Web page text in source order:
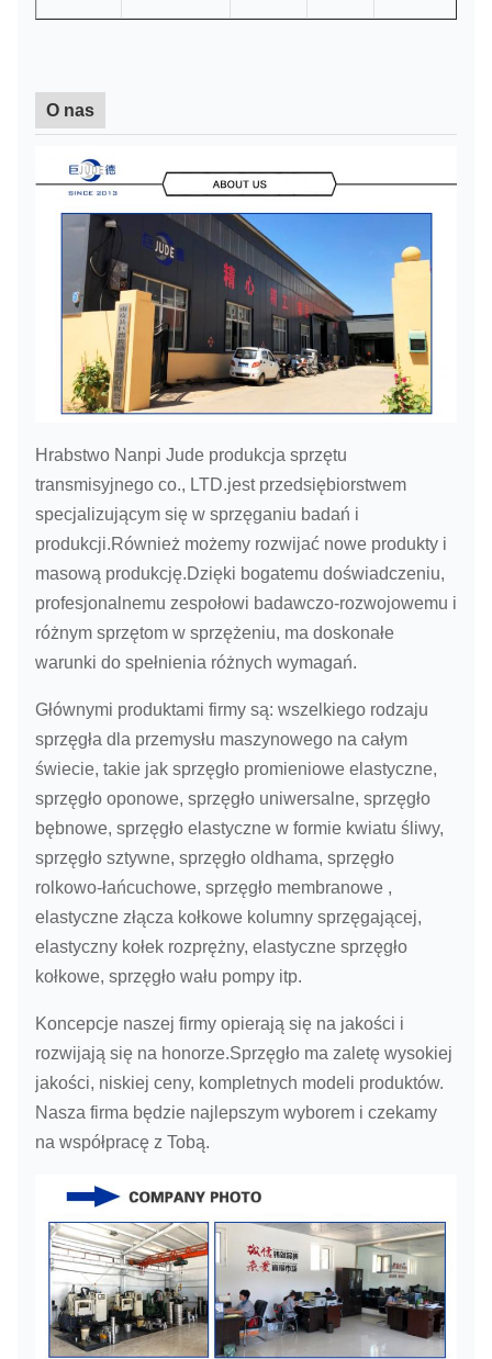
O nas
Hrabstwo Nanpi Jude produkcja sprzętu
transmisyjnego co., LTD.jest przedsiębiorstwem
specjalizującym się w sprzęganiu badań i
produkcji.Również możemy rozwijać nowe produkty i
masową produkcję.Dzięki bogatemu doświadczeniu,
profesjonalnemu zespołowi badawczo-rozwojowemu i
różnym sprzętom w sprzężeniu, ma doskonałe
warunki do spełnienia różnych wymagań.
Głównymi produktami firmy są: wszelkiego rodzaju
sprzęgła dla przemysłu maszynowego na całym
świecie, takie jak sprzęgło promieniowe elastyczne,
sprzęgło oponowe, sprzęgło uniwersalne, sprzęgło
bębnowe, sprzęgło elastyczne w formie kwiatu śliwy,
sprzęgło sztywne, sprzęgło oldhama, sprzęgło
rolkowo-łańcuchowe, sprzęgło membranowe ,
elastyczne złącza kołkowe kolumny sprzęgającej,
elastyczny kołek rozprężny, elastyczne sprzęgło
kołkowe, sprzęgło wału pompy itp.
Koncepcje naszej firmy opierają się na jakości i
rozwijają się na honorze.Sprzęgło ma zaletę wysokiej
jakości, niskiej ceny, kompletnych modeli produktów.
Nasza firma będzie najlepszym wyborem i czekamy
na współpracę z Tobą.